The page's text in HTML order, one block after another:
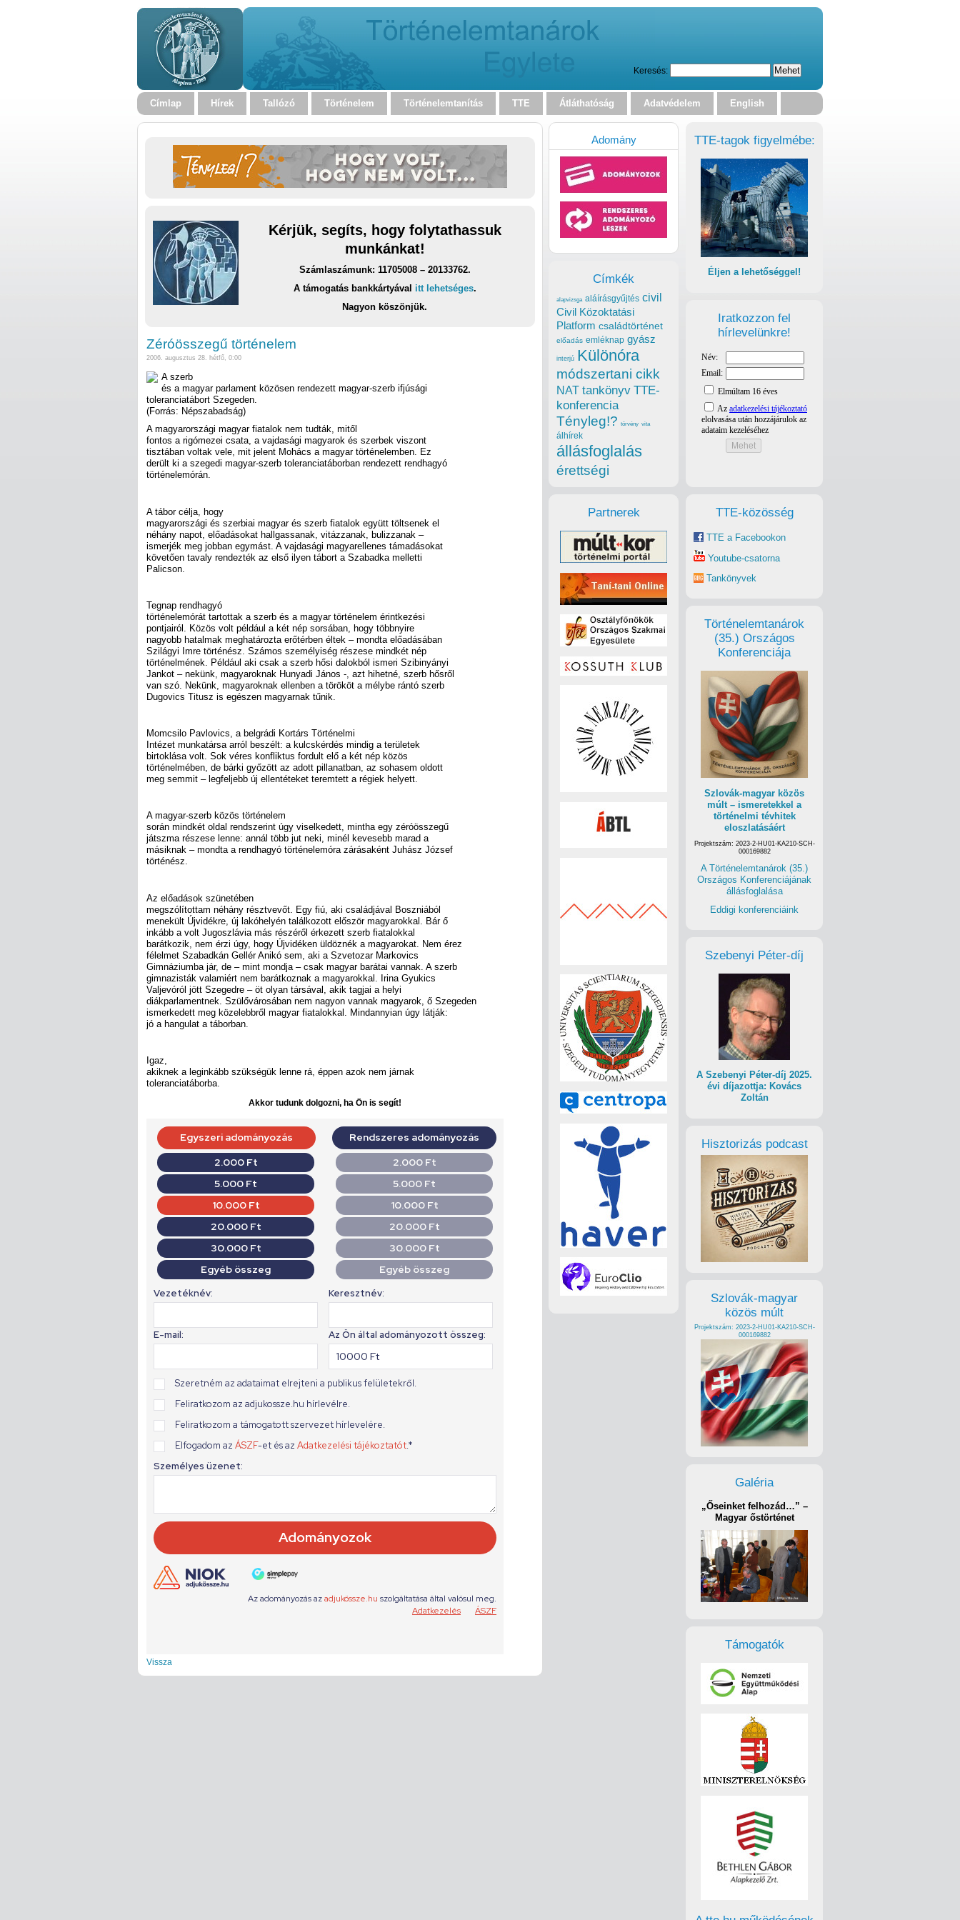
Keresés:
Címlap Hírek Tallózó Történelem Történelemtanítás TTE Átláthatóság Adatvédelem English
Kérjük, segíts, hogy folytathassuk
munkánkat!
Számlaszámunk: 11705008 – 20133762.
A támogatás bankkártyával itt lehetséges.
Nagyon köszönjük.
Zéróösszegű történelem
2006. augusztus 28. hétfő, 0:00
A szerb
és a magyar parlament közösen rendezett magyar-szerb ifjúsági
toleranciatábort Szegeden.
(Forrás: Népszabadság)
A magyarországi magyar fiatalok nem tudták, mitől
fontos a rigómezei csata, a vajdasági magyarok és szerbek viszont
tisztában voltak vele, mit jelent Mohács a magyar történelemben. Ez
derült ki a szegedi magyar-szerb toleranciatáborban rendezett rendhagyó
történelemórán.
A tábor célja, hogy
magyarországi és szerbiai magyar és szerb fiatalok együtt töltsenek el
néhány napot, előadásokat hallgassanak, vitázzanak, bulizzanak –
ismerjék meg jobban egymást. A vajdasági magyarellenes támadásokat
követően tavaly rendezték az első ilyen tábort a Szabadka melletti
Palicson.
Tegnap rendhagyó
történelemórát tartottak a szerb és a magyar történelem érintkezési
pontjairól. Közös volt például a két nép sorsában, hogy többnyire
nagyobb hatalmak meghatározta erőtérben éltek – mondta előadásában
Szilágyi Imre történész. Számos személyiség részese mindkét nép
történelmének. Például aki csak a szerb hősi dalokból ismeri Szibinyányi
Jankot – nekünk, magyaroknak Hunyadi János -, azt hihetné, szerb hősről
van szó. Nekünk, magyaroknak ellenben a törököt a mélybe rántó szerb
Dugovics Titusz is egészen magyarnak tűnik.
Momcsilo Pavlovics, a belgrádi Kortárs Történelmi
Intézet munkatársa arról beszélt: a kulcskérdés mindig a területek
birtoklása volt. Sok véres konfliktus fordult elő a két nép közös
történelmében, de bárki győzött az adott pillanatban, az sohasem oldott
meg semmit – legfeljebb új ellentéteket teremtett a régiek helyett.
A magyar-szerb közös történelem
során mindkét oldal rendszerint úgy viselkedett, mintha egy zéróösszegű
játszma részese lenne: annál több jut neki, minél kevesebb marad a
másiknak – mondta a rendhagyó történelemóra zárásaként Juhász József
történész.
Az előadások szünetében
megszólítottam néhány résztvevőt. Egy fiú, aki családjával Boszniából
menekült Újvidékre, új lakóhelyén találkozott először magyarokkal. Bár ő
inkább a volt Jugoszlávia más részéről érkezett szerb fiatalokkal
barátkozik, nem érzi úgy, hogy Újvidéken üldöznék a magyarokat. Nem érez
félelmet Szabadkán Gellér Anikó sem, aki a Szvetozar Markovics
Gimnáziumba jár, de – mint mondja – csak magyar barátai vannak. A szerb
gimnazisták valamiért nem barátkoznak a magyarokkal. Irina Gyukics
Valjevóról jött Szegedre – öt olyan társával, akik tagjai a helyi
diákparlamentnek. Szülővárosában nem nagyon vannak magyarok, ő Szegeden
ismerkedett meg közelebbről magyar fiatalokkal. Mindannyian úgy látják:
jó a hangulat a táborban.
Igaz,
akiknek a leginkább szükségük lenne rá, éppen azok nem járnak
toleranciatáborba.
Akkor tudunk dolgozni, ha Ön is segít!
Vissza
TTE-tagok figyelmébe:
Éljen a lehetőséggel!
Iratkozzon fel
hírlevelünkre!
TTE-közösség
TTE a Facebookon
Youtube-csatorna
Tankönyvek
Történelemtanárok
(35.) Országos
Konferenciája
Szlovák-magyar közös
múlt – ismeretekkel a
történelmi tévhitek
eloszlatásáért
Projektszám: 2023-2-HU01-KA210-SCH-
000169882
A Történelemtanárok (35.)
Országos Konferenciájának
állásfoglalása
Eddigi konferenciáink
Szebenyi Péter-díj
A Szebenyi Péter-díj 2025.
évi díjazottja: Kovács
Zoltán
Hisztorizás podcast
Szlovák-magyar
közös múlt
Projektszám: 2023-2-HU01-KA210-SCH-
000169882
Galéria
„Őseinket felhozád…” –
Magyar őstörténet
Támogatók
Adomány
Címkék
alapvizsga aláírásgyűjtés civil
Civil Közoktatási
Platform családtörténet
előadás emléknap gyász
interjú Különóra
módszertani cikk
NAT tankönyv TTE-
konferencia
Tényleg!? törvény vita
álhírek
állásfoglalás
érettségi
Partnerek